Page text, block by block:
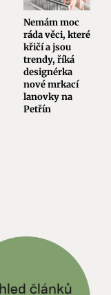
Nemám moc
ráda věci, které
křičí a jsou
trendy, říká
designérka
nové mrkací
lanovky na
Petřín